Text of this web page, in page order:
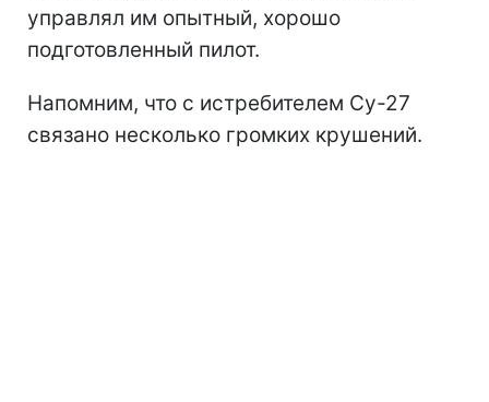
управлял им опытный, хорошо
подготовленный пилот.
Напомним, что с истребителем Су-27
связано несколько громких крушений.